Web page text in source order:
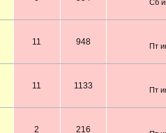
Сб
11 948
Пт
11 1133
Пт
2 216